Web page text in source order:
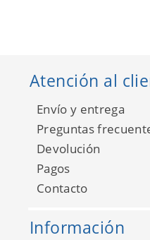
Atención al
Envío y entrega
Preguntas
Devolución
Pagos
Contacto
Información